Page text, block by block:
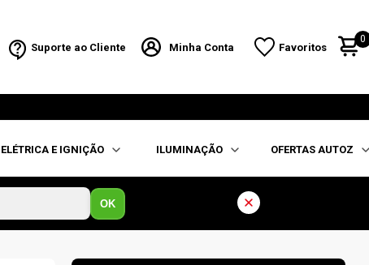
Suporte ao Cliente Minha Conta Favoritos
0
ELÉTRICA E IGNIÇÃO ILUMINAÇÃO OFERTAS AUTOZ
OK